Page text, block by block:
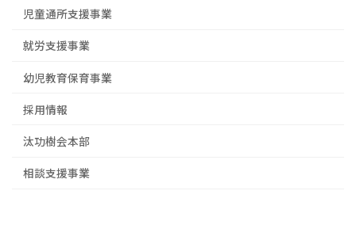
児童通所支援事業
就労支援事業
幼児教育保育事業
採用情報
汰功樹会本部
相談支援事業